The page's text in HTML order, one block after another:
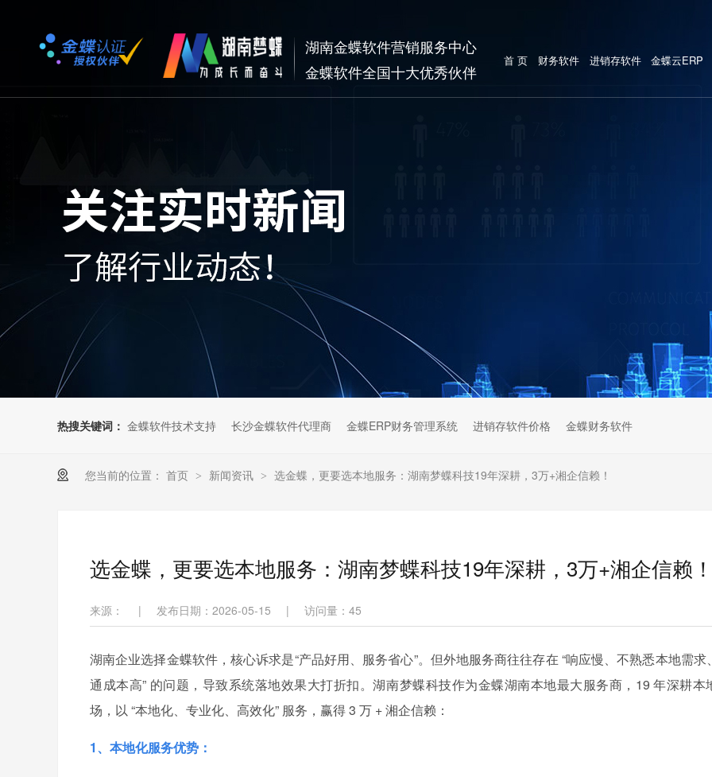
湖南金蝶软件营销服务中心
金蝶软件全国十大优秀伙伴
首 页 财务软件 进销存软件 金蝶云ERP
热搜关键词： 金蝶软件技术支持 长沙金蝶软件代理商 金蝶ERP财务管理系统 进销存软件价格 金蝶财务软件
您当前的位置： 首页 > 新闻资讯 > 选金蝶，更要选本地服务：湖南梦蝶科技19年深耕，3万+湘企信赖！
选金蝶，更要选本地服务：湖南梦蝶科技19年深耕，3万+湘企信赖
来源： | 发布日期：2026-05-15 | 访问量： 45
湖南企业选择金蝶软件，核心诉求是“产品好用、服务省心”。但外地服务商往往存在 “响应慢、不熟悉本地需求
通成本高” 的问题，导致系统落地效果大打折扣。湖南梦蝶科技作为金蝶湖南本地最大服务商，19 年深耕本
场，以 “本地化、专业化、高效化” 服务，赢得 3 万 + 湘企信赖：
1、本地化服务优势：